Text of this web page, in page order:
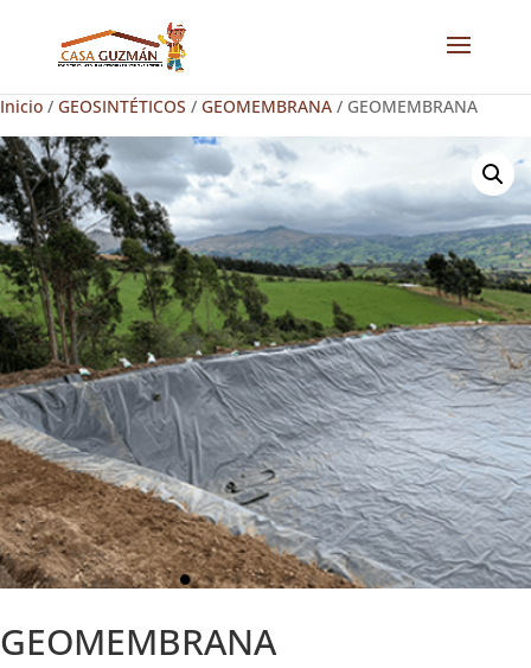
Inicio / GEOSINTÉTICOS / GEOMEMBRANA / GEOMEMBRANA
GEOMEMBRANA